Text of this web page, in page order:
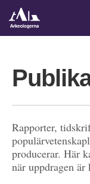
Rapporter,
producerar. Här
när uppdragen är